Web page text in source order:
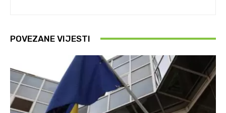
POVEZANE VIJESTI